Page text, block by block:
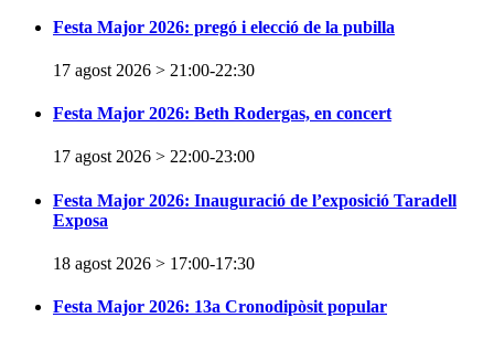
Festa Major 2026: pregó i elecció de la pubilla
17 agost 2026 > 21:00-22:30
Festa Major 2026: Beth Rodergas, en concert
17 agost 2026 > 22:00-23:00
Festa Major 2026: Inauguració de l’exposició Taradell
Exposa
18 agost 2026 > 17:00-17:30
Festa Major 2026: 13a Cronodipòsit popular